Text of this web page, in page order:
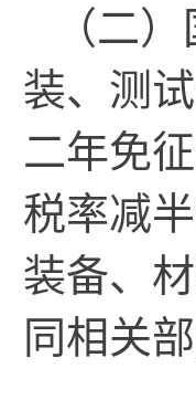
（二
装、测
二年免
税率减
装备、
同相关